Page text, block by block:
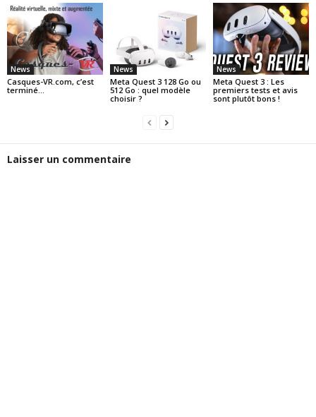
News
Casques-VR.com, c’est
terminé…
News
Meta Quest 3 128 Go ou
512 Go : quel modèle
choisir ?
News
Meta Quest 3 : Les
premiers tests et avis
sont plutôt bons !
Laisser un commentaire